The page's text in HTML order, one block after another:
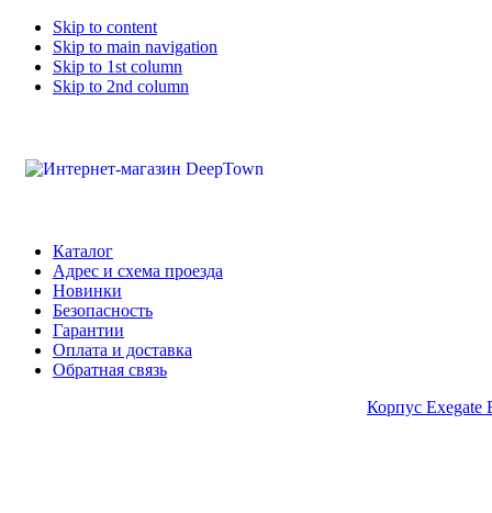
Skip to content
Skip to main navigation
Skip to 1st column
Skip to 2nd column
Каталог
Адрес и схема проезда
Новинки
Безопасность
Гарантии
Оплата и доставка
Обратная связь
Корпус